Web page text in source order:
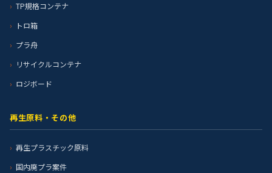
TP規格コンテナ
トロ箱
プラ舟
リサイクルコンテナ
ロジボード
再生原料・その他
再生プラスチック原料
国内廃プラ案件